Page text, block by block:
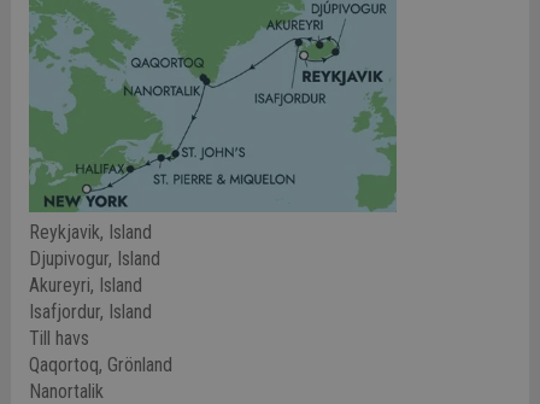
Reykjavik, Island
Djupivogur, Island
Akureyri, Island
Isafjordur, Island
Till havs
Qaqortoq, Grönland
Nanortalik